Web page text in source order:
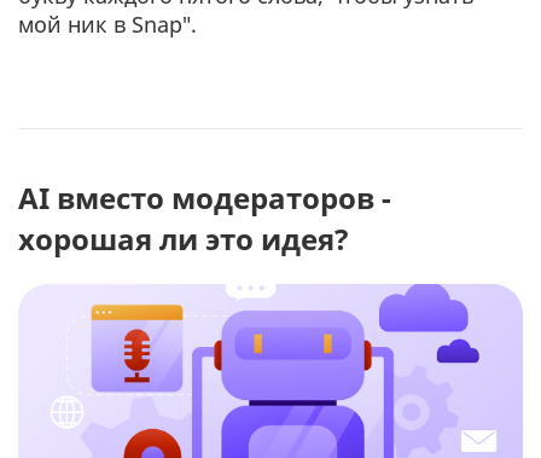
мой ник в Snap".
AI вместо модераторов -
хорошая ли это идея?